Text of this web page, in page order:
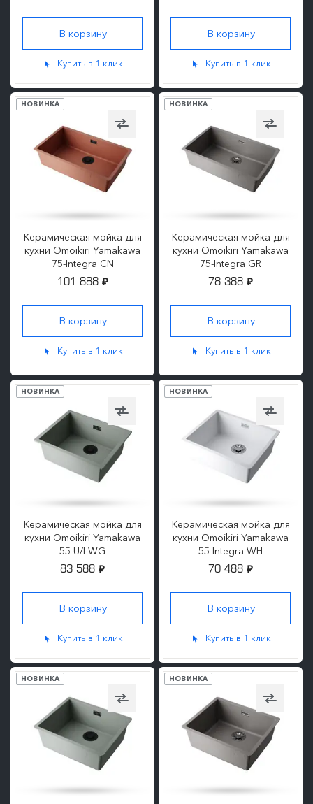
Купить в 1 клик Купить в 1 клик
НОВИНКА
ПОДРОБНЕЕ
Керамическая мойка для
кухни Omoikiri Yamakawa
75-Integra CN
101 888 ₽
Купить в 1 клик
НОВИНКА
ПОДРОБНЕЕ
Керамическая мойка для
кухни Omoikiri Yamakawa
75-Integra GR
78 388 ₽
Купить в 1 клик
НОВИНКА
ПОДРОБНЕЕ
Керамическая мойка для
кухни Omoikiri Yamakawa
55-U/I WG
83 588 ₽
Купить в 1 клик
НОВИНКА
ПОДРОБНЕЕ
Керамическая мойка для
кухни Omoikiri Yamakawa
55-Integra WH
70 488 ₽
Купить в 1 клик
НОВИНКА
ПОДРОБНЕЕ
НОВИНКА
ПОДРОБНЕЕ